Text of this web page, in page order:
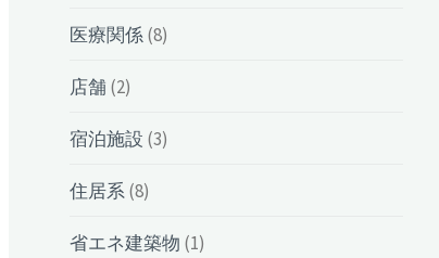
医療関係(8)
店舗 (2)
宿泊施設 (3)
住居系(8)
省エネ建築物 (1)